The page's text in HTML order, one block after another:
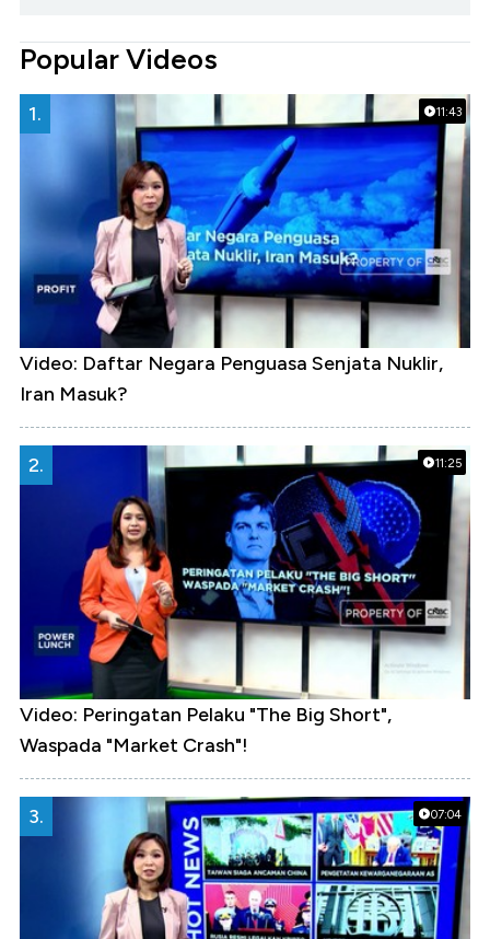
Popular Videos
11:43
1.
Video: Daftar Negara Penguasa Senjata Nuklir,
Iran Masuk?
11:25
2.
Video: Peringatan Pelaku "The Big Short",
Waspada "Market Crash"!
07:04
3.